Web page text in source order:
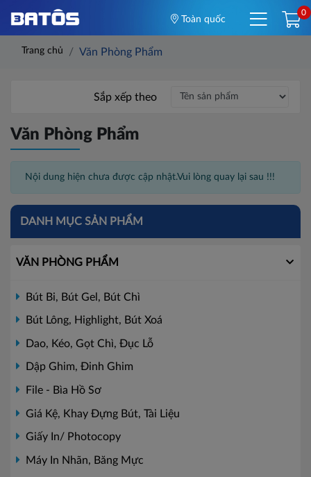
Toàn quốc
0
Trang chủ Văn Phòng Phẩm
DANH MỤC SẢN PHẨM
VĂN PHÒNG PHẨM
Bút Bi, Bút Gel, Bút Chì
Bút Lông, Highlight, Bút Xoá
Dao, Kéo, Gọt Chì, Đục Lỗ
Dập Ghim, Đinh Ghim
File - Bìa Hồ Sơ
Giá Kệ, Khay Đựng Bút, Tài Liệu
Giấy In/ Photocopy
Máy In Nhãn, Băng Mực
Sắp xếp theo
Văn Phòng Phẩm
Nội dung hiện chưa được cập nhật.Vui lòng quay lại sau !!!